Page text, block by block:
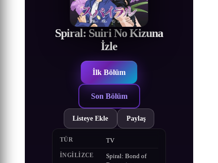
Spiral: Suiri No Kizuna
İzle
İlk Bölüm
Son Bölüm
Listeye Ekle Paylaş
TÜR TV
İNGILIZCE
Spiral: Bond of